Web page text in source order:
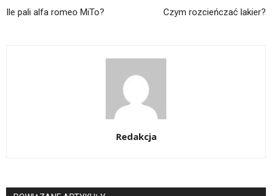
Ile pali alfa romeo MiTo? Czym rozcieńczać lakier?
Redakcja